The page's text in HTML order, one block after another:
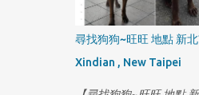
尋找狗狗~旺旺 地點 新
Xindian , New Taipei